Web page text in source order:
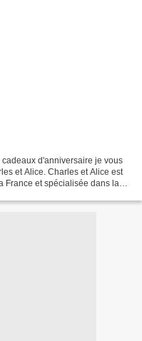
d'anniversaire je vous
et Alice. Charles et Alice est
France et spécialisée dans la